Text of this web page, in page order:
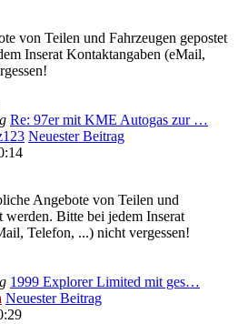
von Teilen und Fahrzeugen gepostet
Inserat Kontaktangaben (eMail,
Re: 97er mit KME Autogas zur …
Neuester Beitrag
Angebote von Teilen und
werden. Bitte bei jedem Inserat
Telefon, ...) nicht vergessen!
1999 Explorer Limited mit ges…
Neuester Beitrag